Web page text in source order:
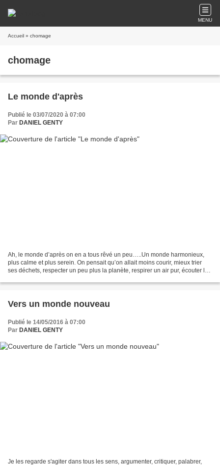
MENU
Accueil » chomage
chomage
Le monde d'après
Publié le 03/07/2020 à 07:00
Par DANIEL GENTY
Ah, le monde d’après on en a tous rêvé un peu…..Un monde harmonieux,
plus calme et plus serein. On pensait qu’on allait moins courir, mieux trier
ses déchets, respecter un peu plus la planète, respirer un air pur, écouter le
Vers un monde nouveau
Publié le 14/05/2016 à 07:00
Par DANIEL GENTY
Je les regarde s'agiter dans tous les sens, argumenter, critiquer, palabrer,